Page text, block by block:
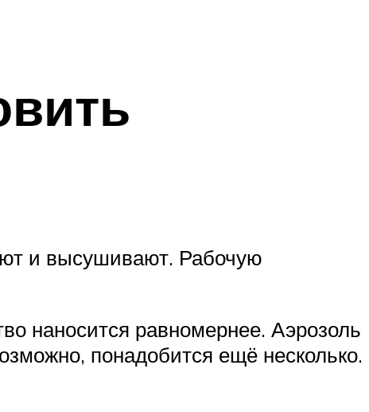
и высушивают. Рабочую
наносится равномернее. Аэрозоль
понадобится ещё несколько.